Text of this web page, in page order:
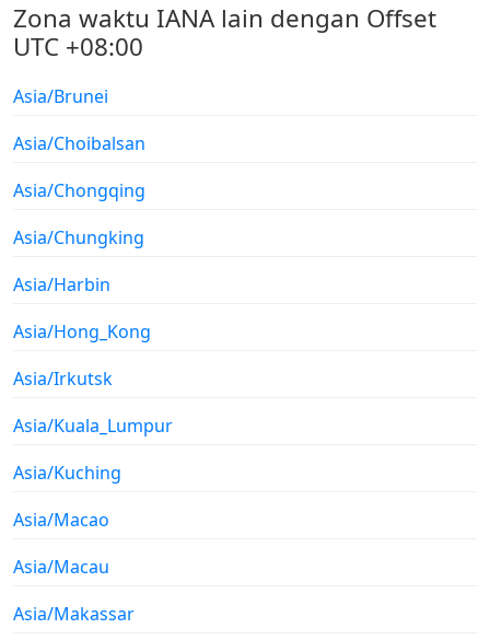
Zona waktu IANA lain dengan Offset
UTC +08:00
Asia/Brunei
Asia/Choibalsan
Asia/Chongqing
Asia/Chungking
Asia/Harbin
Asia/Hong_Kong
Asia/Irkutsk
Asia/Kuala_Lumpur
Asia/Kuching
Asia/Macao
Asia/Macau
Asia/Makassar